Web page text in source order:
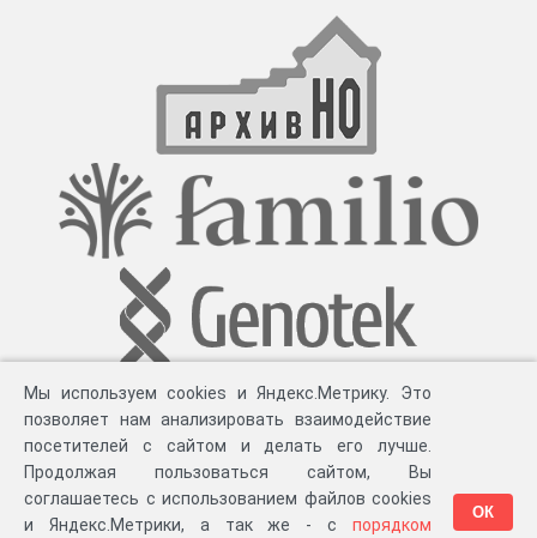
Мы используем cookies и Яндекс.Метрику. Это
позволяет нам анализировать взаимодействие
посетителей с сайтом и делать его лучше.
Продолжая пользоваться сайтом, Вы
соглашаетесь с использованием файлов cookies
и Яндекс.Метрики, а так же - с порядком
ОК